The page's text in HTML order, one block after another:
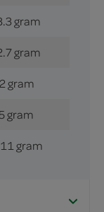
gram
gram
gram
gram
gram